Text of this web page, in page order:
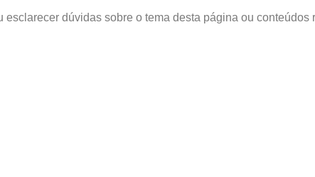
dúvidas sobre o tema desta página ou